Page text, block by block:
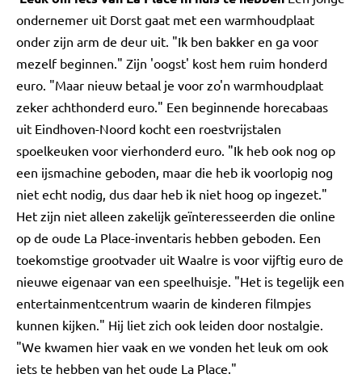
ondernemer uit Dorst gaat met een warmhoudplaat
onder zijn arm de deur uit. "Ik ben bakker en ga voor
mezelf beginnen." Zijn 'oogst' kost hem ruim honderd
euro. "Maar nieuw betaal je voor zo'n warmhoudplaat
zeker achthonderd euro." Een beginnende horecabaas
uit Eindhoven-Noord kocht een roestvrijstalen
spoelkeuken voor vierhonderd euro. "Ik heb ook nog op
een ijsmachine geboden, maar die heb ik voorlopig nog
niet echt nodig, dus daar heb ik niet hoog op ingezet."
Het zijn niet alleen zakelijk geïnteresseerden die online
op de oude La Place-inventaris hebben geboden. Een
toekomstige grootvader uit Waalre is voor vijftig euro de
nieuwe eigenaar van een speelhuisje. "Het is tegelijk een
entertainmentcentrum waarin de kinderen filmpjes
kunnen kijken." Hij liet zich ook leiden door nostalgie.
"We kwamen hier vaak en we vonden het leuk om ook
iets te hebben van het oude La Place."